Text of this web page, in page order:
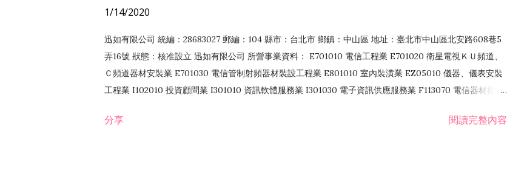
1/14/2020
迅如有限公司 統編：28683027 郵編：104 縣市：台北市 鄉鎮：中山區 地址：臺北市中山區北安路608巷5
弄16號 狀態：核准設立 迅如有限公司 所營事業資料： E701010 電信工程業 E701020 衛星電視ＫＵ頻道、
Ｃ頻道器材安裝業 E701030 電信管制射頻器材裝設工程業 E801010 室內裝潢業 EZ05010 儀器、儀表安裝
工程業 I102010 投資顧問業 I301010 資訊軟體服務業 I301030 電子資訊供應服務業 F113070 電信器材批發
務 F102030 菸酒批發業 F203020 菸酒零售業 F401171 酒類輸入業
分享 閱讀完整內容